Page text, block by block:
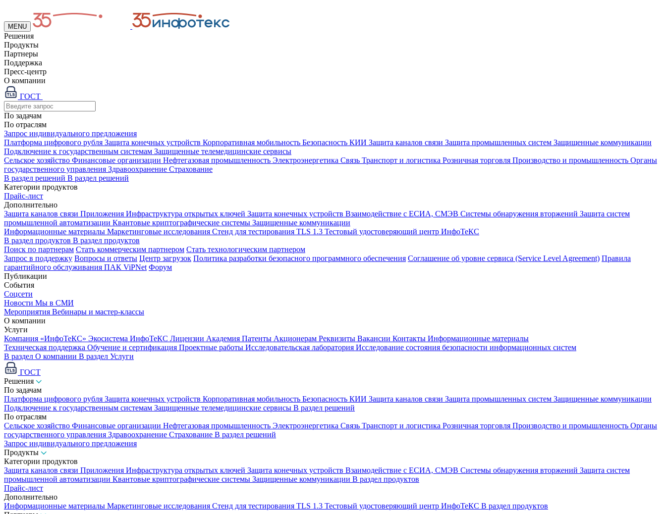
MENU
Решения
Продукты
Партнеры
Поддержка
Пресс-центр
О компании
ГОСТ
По задачам
По отраслям
Запрос индивидуального предложения
Платформа цифрового рубля Защита конечных устройств Корпоративная мобильность Безопасность КИИ Защита каналов связи Защита промышленных систем Защищенные коммуникации
Подключение к государственным системам Защищенные телемедицинские сервисы
Сельское хозяйство Финансовые организации Нефтегазовая промышленность Электроэнергетика Связь Транспорт и логистика Розничная торговля Производство и промышленность Органы
государственного управления Здравоохранение Страхование
В раздел решений В раздел решений
Категории продуктов
Прайс-лист
Дополнительно
Защита каналов связи Приложения Инфраструктура открытых ключей Защита конечных устройств Взаимодействие с ЕСИА, СМЭВ Системы обнаружения вторжений Защита систем
промышленной автоматизации Квантовые криптографические системы Защищенные коммуникации
Информационные материалы Маркетинговые исследования Стенд для тестирования TLS 1.3 Тестовый удостоверяющий центр ИнфоТеКС
В раздел продуктов В раздел продуктов
Поиск по партнерам Стать коммерческим партнером Стать технологическим партнером
Запрос в поддержку Вопросы и ответы Центр загрузок Политика разработки безопасного программного обеспечения Соглашение об уровне сервиса (Service Level Agreement) Правила
гарантийного обслуживания ПАК ViPNet Форум
Публикации
События
Соцсети
Новости Мы в СМИ
Мероприятия Вебинары и мастер-классы
О компании
Услуги
Компания «ИнфоТеКС» Экосистема ИнфоТеКС Лицензии Академия Патенты Акционерам Реквизиты Вакансии Контакты Информационные материалы
Техническая поддержка Обучение и сертификация Проектные работы Исследовательская лаборатория Исследование состояния безопасности информационных систем
В раздел О компании В раздел Услуги
ГОСТ
Решения
По задачам
Платформа цифрового рубля Защита конечных устройств Корпоративная мобильность Безопасность КИИ Защита каналов связи Защита промышленных систем Защищенные коммуникации
Подключение к государственным системам Защищенные телемедицинские сервисы В раздел решений
По отраслям
Сельское хозяйство Финансовые организации Нефтегазовая промышленность Электроэнергетика Связь Транспорт и логистика Розничная торговля Производство и промышленность Органы
государственного управления Здравоохранение Страхование В раздел решений
Запрос индивидуального предложения
Продукты
Категории продуктов
Защита каналов связи Приложения Инфраструктура открытых ключей Защита конечных устройств Взаимодействие с ЕСИА, СМЭВ Системы обнаружения вторжений Защита систем
промышленной автоматизации Квантовые криптографические системы Защищенные коммуникации В раздел продуктов
Прайс-лист
Дополнительно
Информационные материалы Маркетинговые исследования Стенд для тестирования TLS 1.3 Тестовый удостоверяющий центр ИнфоТеКС В раздел продуктов